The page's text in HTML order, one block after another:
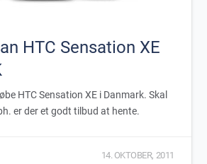
HTC Sensation XE
HTC Sensation XE i Danmark. Skal
er der et godt tilbud at hente.
14. OKTOBER, 2011